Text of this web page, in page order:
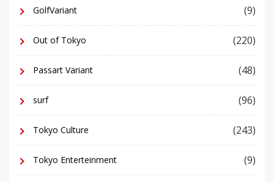
GolfVariant (9)
Out of Tokyo (220)
Passart Variant (48)
surf (96)
Tokyo Culture (243)
Tokyo Enterteinment (9)